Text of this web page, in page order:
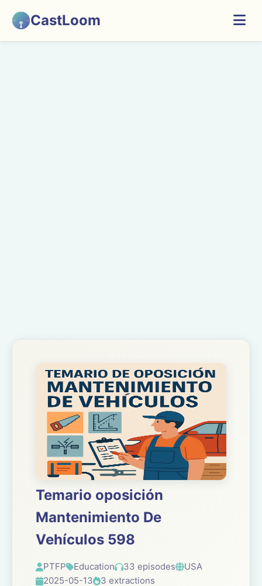
CastLoom
Temario oposición
Mantenimiento De
Vehículos 598
PTFP Education 33 episodes
USA
2025-05-13
3 extractions